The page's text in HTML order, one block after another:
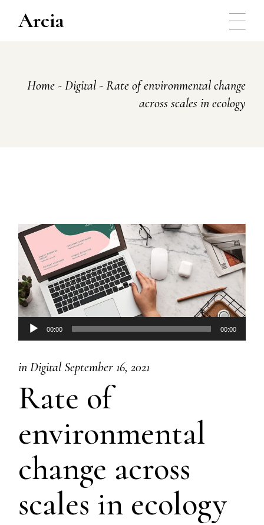
Areia
Home Digital
Rate of environmental change
across scales in ecology
Audio
Player
00:00 00:00
in Digital September 16, 2021
Rate of
environmental
change across
scales in ecology